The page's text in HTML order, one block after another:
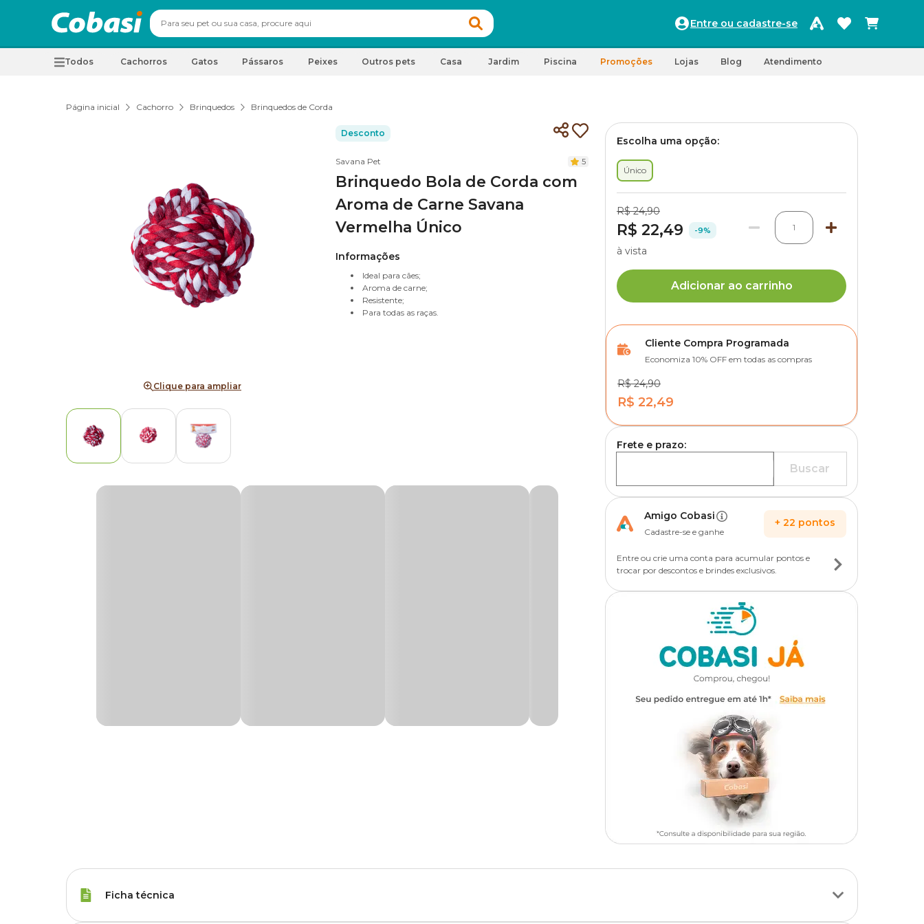
Entre ou cadastre-se
Todos Cachorros Gatos Pássaros Peixes Outros pets Casa Jardim Piscina Promoções Lojas Blog Atendimento
Página inicial Cachorro Brinquedos Brinquedos de Corda
Clique para ampliar
Desconto
Savana Pet 5
Brinquedo Bola de Corda com
Aroma de Carne Savana
Vermelha Único
Informações
Ideal para cães;
Aroma de carne;
Resistente;
Para todas as raças.
Escolha uma opção:
Único
R$ 24,90
R$ 22,49 -9% 1
à vista
Adicionar ao carrinho
Cliente Compra Programada
Economiza 10% OFF em todas as compras
R$ 24,90
R$ 22,49
Frete e prazo:
Buscar
Amigo Cobasi
Cadastre-se e ganhe
+ 22 pontos
Entre ou crie uma conta para acumular pontos e
trocar por descontos e brindes exclusivos.
Ficha técnica